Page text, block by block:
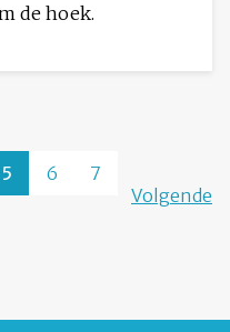
de hoek.
5 6
7
Volgende